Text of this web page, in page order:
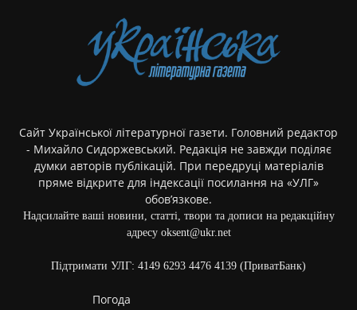
Сайт Української літературної газети. Головний редактор
- Михайло Сидоржевський. Редакція не завжди поділяє
думки авторів публікацій. При передруці матеріалів
пряме відкрите для індексації посилання на «УЛГ»
обов’язкове.
Надсилайте ваші новини, статті, твори та дописи на редакційну
адресу oksent@ukr.net
Підтримати УЛГ: 4149 6293 4476 4139 (ПриватБанк)
Погода